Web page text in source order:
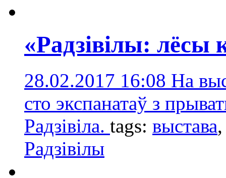
«Радзівілы: лёсы
28.02.2017 16:08 На
сто экспанатаў з
Радзівіла. tags: выстава
Радзівілы